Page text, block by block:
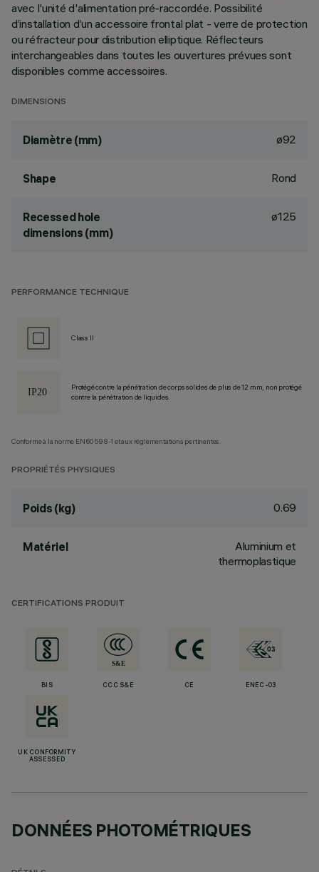
avec l'unité d'alimentation pré-raccordée. Possibilité
d’installation d’un accessoire frontal plat - verre de protection
ou réfracteur pour distribution elliptique. Réflecteurs
interchangeables dans toutes les ouvertures prévues sont
disponibles comme accessoires.
DIMENSIONS
Diamètre (mm) ø92
Shape Rond
Recessed hole
dimensions (mm)
ø125
PERFORMANCE TECHNIQUE
Class II
Protégé contre la pénétration de corps solides de plus de 12 mm, non protégé
contre la pénétration de liquides.
Conforme à la norme EN60598-1 et aux réglementations pertinentes.
PROPRIÉTÉS PHYSIQUES
Poids (kg) 0.69
Matériel
Aluminium et
thermoplastique
CERTIFICATIONS PRODUIT
BIS CCC S&E CE ENEC-03
UK CONFORMITY
ASSESSED
DONNÉES PHOTOMÉTRIQUES